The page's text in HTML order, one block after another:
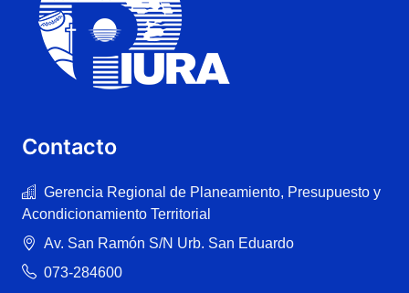
Contacto
Gerencia Regional de Planeamiento, Presupuesto y
Acondicionamiento Territorial
Av. San Ramón S/N Urb. San Eduardo
073-284600